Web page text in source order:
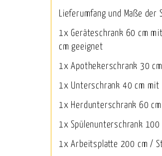
Lieferumfang und Maße der
1x Geräteschrank 60 cm
cm geeignet
1x Apothekerschrank 30
1x Unterschrank 40 cm mit
1x Herdunterschrank 60
1x Spülenunterschrank
1x Arbeitsplatte 200 cm /